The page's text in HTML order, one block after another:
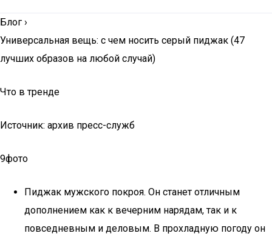
Блог ›
Универсальная вещь: с чем носить серый пиджак (47
лучших образов на любой случай)
Что в тренде
Источник: архив пресс-служб
9фото
Пиджак мужского покроя. Он станет отличным
дополнением как к вечерним нарядам, так и к
повседневным и деловым. В прохладную погоду он